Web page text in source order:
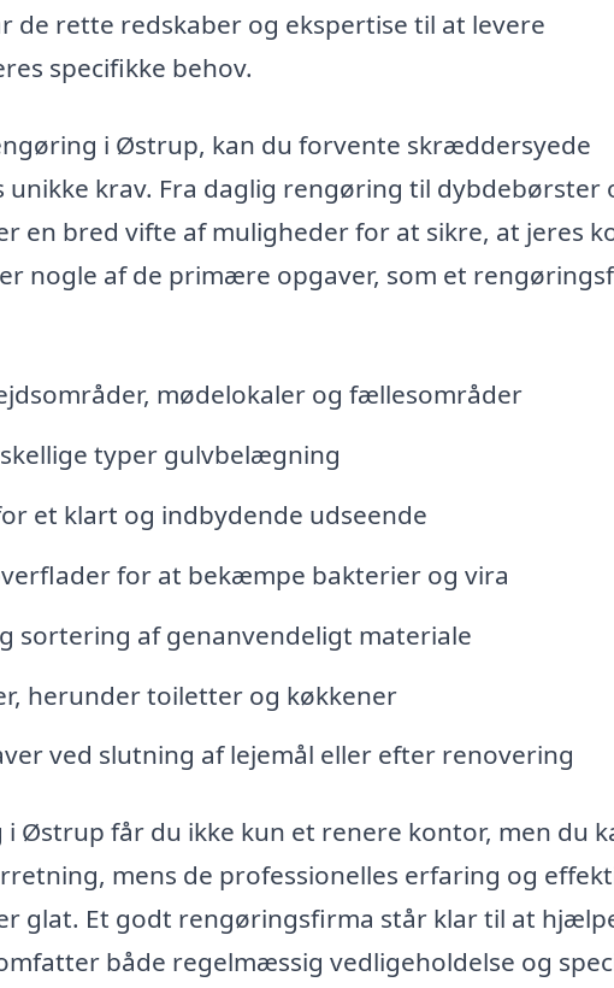
de rette redskaber og ekspertise til at levere
specifikke behov.
i Østrup, kan du forvente skræddersyede
krav. Fra daglig rengøring til dybdebørster
en bred vifte af muligheder for at sikre, at jeres
nogle af de primære opgaver, som et
mødelokaler og fællesområder
typer gulvbelægning
et klart og indbydende udseende
for at bekæmpe bakterier og vira
sortering af genanvendeligt materiale
herunder toiletter og køkkener
ved slutning af lejemål eller efter renovering
Østrup får du ikke kun et renere kontor, men du
mens de professionelles erfaring og
glat. Et godt rengøringsfirma står klar til at
både regelmæssig vedligeholdelse og